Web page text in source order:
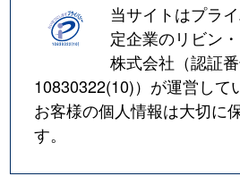
当サイトはプラ
定企業のリビン
株式会社（認証番
10830322(10)）が運営して
お客様の個人情報は大切に
す。